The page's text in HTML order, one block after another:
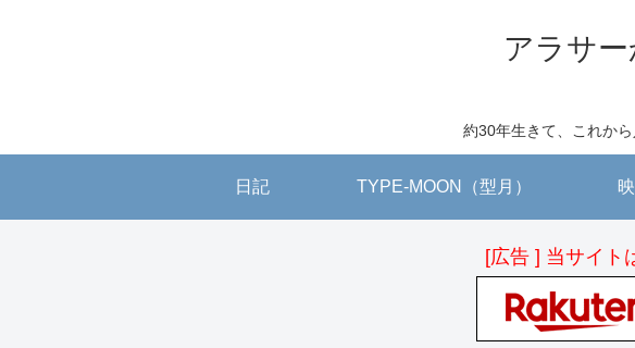
アラサ
約30年生きて、これか
日記 TYPE-MOON（型月）
[広告 ] 当サイト